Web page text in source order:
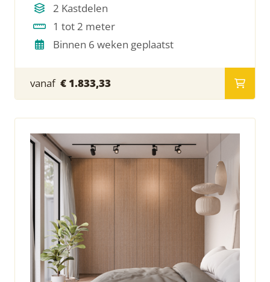
2 Kastdelen
1 tot 2 meter
Binnen 6 weken geplaatst
vanaf € 1.833,33